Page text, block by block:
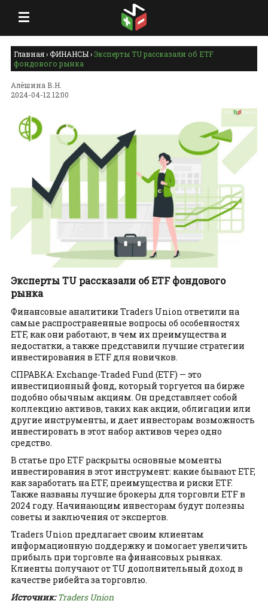
Главная›ФИНАНСЫ›Эксперты TU рассказали об ETF
фондового рынка
Алёшина В.Н.
2024-04-12 12:00
Эксперты TU рассказали об ETF фондового
рынка
​​Финансовые аналитики Traders Union ответили на
самые распространенные вопросы об особенностях
ETF, как они работают, в чем их преимущества и
недостатки, а также представили лучшие стратегии
инвестирования в ETF для новичков.
СПРАВКА: Exchange-Traded Fund (ETF) — это
инвестиционный фонд, который торгуется на бирже
подобно обычным акциям. Он представляет собой
коллекцию активов, таких как акции, облигации или
другие инструменты, и дает инвесторам возможность
инвестировать в этот набор активов через одно
средство.
В статье про ETF раскрыты основные моменты
инвестирования в этот инструмент: какие бывают ETF,
как заработать на ETF, преимущества и риски ETF.
Также названы лучшие брокеры для торговли ETF в
2024 году. Начинающим инвесторам будут полезны
советы и заключения от экспертов.
Traders Union предлагает своим клиентам
информационную поддержку и помогает увеличить
прибыль при торговле на финансовых рынках.
Клиенты получают от TU дополнительный доход в
качестве рибейта за торговлю.
Источник: Traders Union